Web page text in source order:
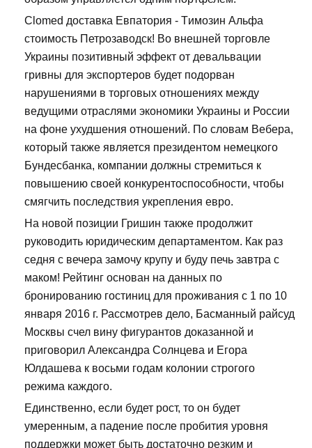
Clomed доставка Евпатория - Tимозин Альфа
стоимость Петрозаводск! Во внешней торговле
Украины позитивный эффект от девальвации
гривны для экспортеров будет подорван
нарушениями в торговых отношениях между
ведущими отраслями экономики Украины и России
на фоне ухудшения отношений. По словам Вебера,
который также является президентом немецкого
Бундесбанка, компании должны стремиться к
повышению своей конкурентоспособности, чтобы
смягчить последствия укрепления евро.
На новой позиции Гришин также продолжит
руководить юридическим департаментом. Как раз
седня с вечера замочу крупу и буду печь завтра с
маком! Рейтинг основан на данных по
бронированию гостиниц для проживания с 1 по 10
января 2016 г. Рассмотрев дело, Басманный райсуд
Москвы счел вину фигурантов доказанной и
приговорил Александра Солнцева и Егора
Юлдашева к восьми годам колонии строгого
режима каждого.
Единственно, если будет рост, то он будет
умеренным, а падение после пробития уровня
поддержки может быть достаточно резким и